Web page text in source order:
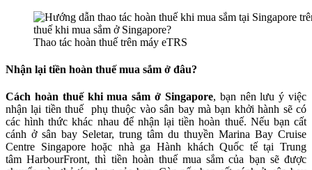
Thao tác hoàn thuế trên máy eTRS
Nhận lại tiền hoàn thuế mua sắm ở đâu?
Cách hoàn thuế khi mua sắm ở Singapore, bạn nên lưu ý việc
nhận lại tiền thuế phụ thuộc vào sân bay mà bạn khởi hành sẽ có
các hình thức khác nhau để nhận lại tiền hoàn thuế. Nếu bạn cất
cánh ở sân bay Seletar, trung tâm du thuyền Marina Bay Cruise
Centre Singapore hoặc nhà ga Hành khách Quốc tế tại Trung
tâm HarbourFront, thì tiền hoàn thuế mua sắm của bạn sẽ được